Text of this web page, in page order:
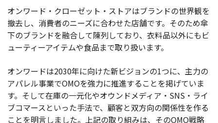
オンワード・クローゼット・ストアはブランドの世界観を
撤去し、消費者のニーズに合わせた店舗です。そのため傘
下のブランドを融合して陳列しており、衣料品以外にもビ
ューティーアイテムや食品まで取り扱います。
オンワードは2030年に向けた新ビジョンの1つに、主力の
アパレル事業でOMOを強力に推進することを掲げていま
す。そして在庫の一元化やオウンドメディア・SNS・ライ
ブコマースといった手法で、顧客と双方向の関係性を作る
ことを明言しました。上記の取り組みは、そのOMO戦略